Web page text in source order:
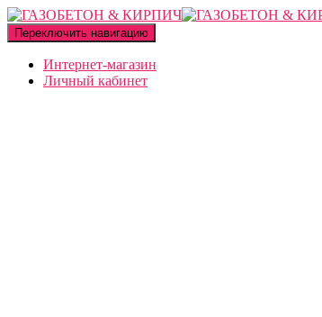
Переключить навигацию
Интернет-магазин
Личный кабинет